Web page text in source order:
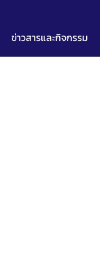
ข่าวสารและกิจกรรม